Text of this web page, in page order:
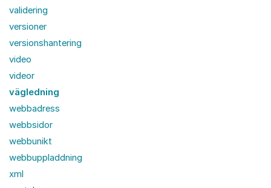
validering
versioner
versionshantering
video
videor
vägledning
webbadress
webbsidor
webbunikt
webbuppladdning
xml